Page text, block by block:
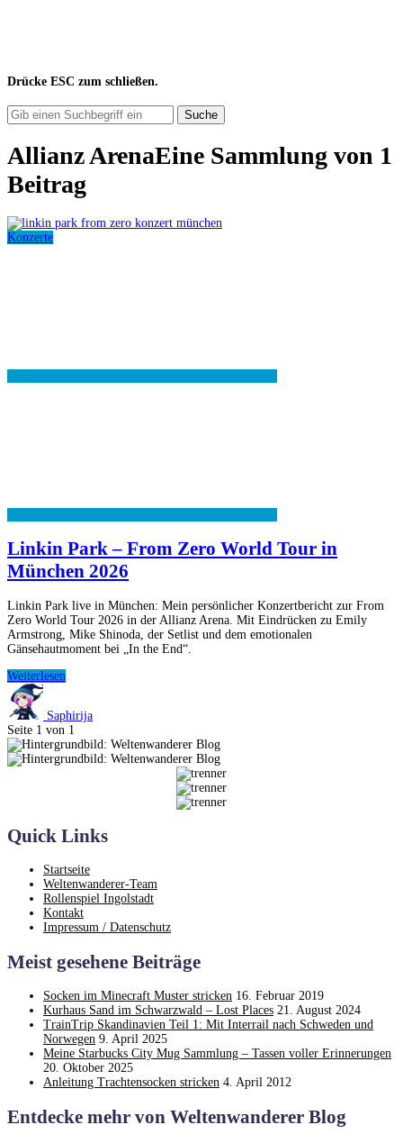
Drücke ESC zum schließen.
Suche
Allianz ArenaEine Sammlung von 1
Beitrag
Konzerte
Linkin Park – From Zero World Tour in
München 2026
Linkin Park live in München: Mein persönlicher Konzertbericht zur From
Zero World Tour 2026 in der Allianz Arena. Mit Eindrücken zu Emily
Armstrong, Mike Shinoda, der Setlist und dem emotionalen
Gänsehautmoment bei „In the End“.
Weiterlesen
From
Zero
World
Tour
Saphirija
Seite 1 von 1
Quick Links
Startseite
Weltenwanderer-Team
Rollenspiel Ingolstadt
Kontakt
Impressum / Datenschutz
Meist gesehene Beiträge
Socken im Minecraft Muster stricken 16. Februar 2019
Kurhaus Sand im Schwarzwald – Lost Places 21. August 2024
TrainTrip Skandinavien Teil 1: Mit Interrail nach Schweden und
Norwegen 9. April 2025
Meine Starbucks City Mug Sammlung – Tassen voller Erinnerungen
20. Oktober 2025
Anleitung Trachtensocken stricken 4. April 2012
Entdecke mehr von Weltenwanderer Blog